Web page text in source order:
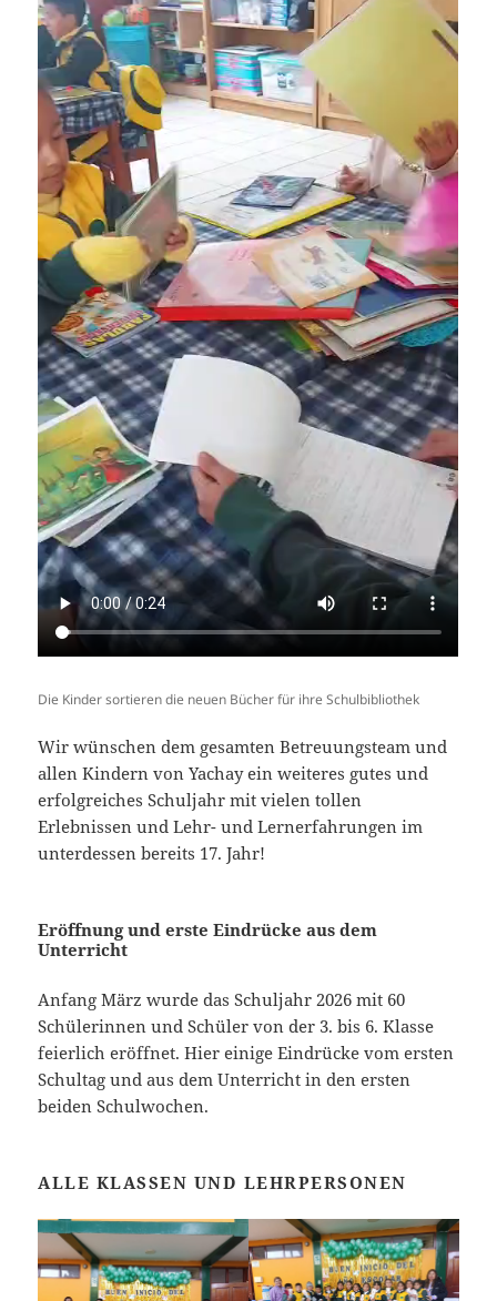
Die Kinder sortieren die neuen Bücher für ihre Schulbibliothek
Wir wünschen dem gesamten Betreuungsteam und
allen Kindern von Yachay ein weiteres gutes und
erfolgreiches Schuljahr mit vielen tollen
Erlebnissen und Lehr- und Lernerfahrungen im
unterdessen bereits 17. Jahr!
Eröffnung und erste Eindrücke aus dem
Unterricht
Anfang März wurde das Schuljahr 2026 mit 60
Schülerinnen und Schüler von der 3. bis 6. Klasse
feierlich eröffnet. Hier einige Eindrücke vom ersten
Schultag und aus dem Unterricht in den ersten
beiden Schulwochen.
ALLE KLASSEN UND LEHRPERSONEN